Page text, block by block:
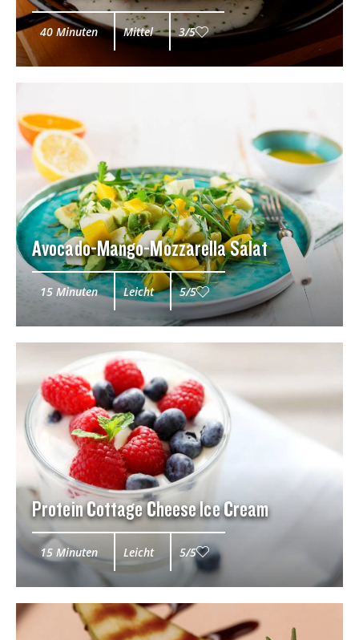
40 Minuten Mittel 3/5
Avocado-Mango-Mozzarella Salat
15 Minuten Leicht 5/5
Protein Cottage Cheese Ice Cream
15 Minuten Leicht 5/5